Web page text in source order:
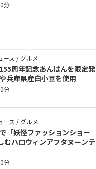
分
ース / グルメ
周年記念あんぱんを限定発
兵庫県産白小豆を使用
分
ース / グルメ
「妖怪ファッションショー
むハロウィンアフタヌーンテ
分